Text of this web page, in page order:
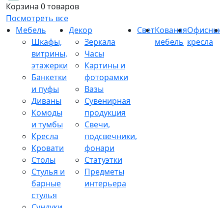
Корзина 0 товаров
Посмотреть все
Мебель
Шкафы,
витрины,
этажерки
Банкетки
и пуфы
Диваны
Комоды
и тумбы
Кресла
Кровати
Столы
Стулья и
барные
стулья
Декор
Зеркала
Часы
Картины и
фоторамки
Вазы
Сувенирная
продукция
Свечи,
подсвечники,
фонари
Статуэтки
Предметы
интерьера
СветКованая
мебель кресла